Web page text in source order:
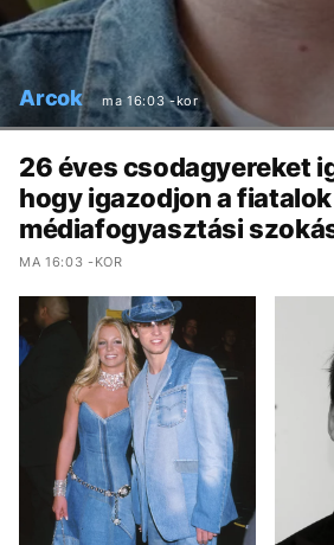
Arcok ma 16:03 -kor
26 éves csodagyereket
hogy igazodjon a fiatalok
médiafogyasztási
MA 16:03 -KOR